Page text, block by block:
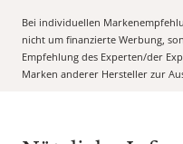
Bei individuellen
nicht um finanzierte Werbung,
Empfehlung des Experten/der
Marken anderer Hersteller zur